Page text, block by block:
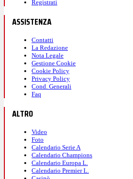
Registrati
ASSISTENZA
Contatti
La Redazione
Nota Legale
Gestione Cookie
Cookie Policy
Privacy Policy
Cond. Generali
Faq
ALTRO
Video
Foto
Calendario Serie A
Calendario Champions
Calendario Europa L.
Calendario Premier L.